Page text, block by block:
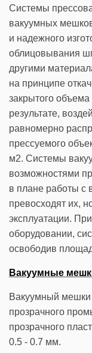
Системы
вакуумных
и надежного
облицовывания
другими
на принципе
закрытого
результате,
равномерно
прессуемого
м2. Системы
возможностями
в плане работы с
превосходят их,
эксплуатации.
оборудовании,
освободив
Вакуумные
Вакуумный мешки
прозрачного
прозрачного
0.5 - 0.7 мм.